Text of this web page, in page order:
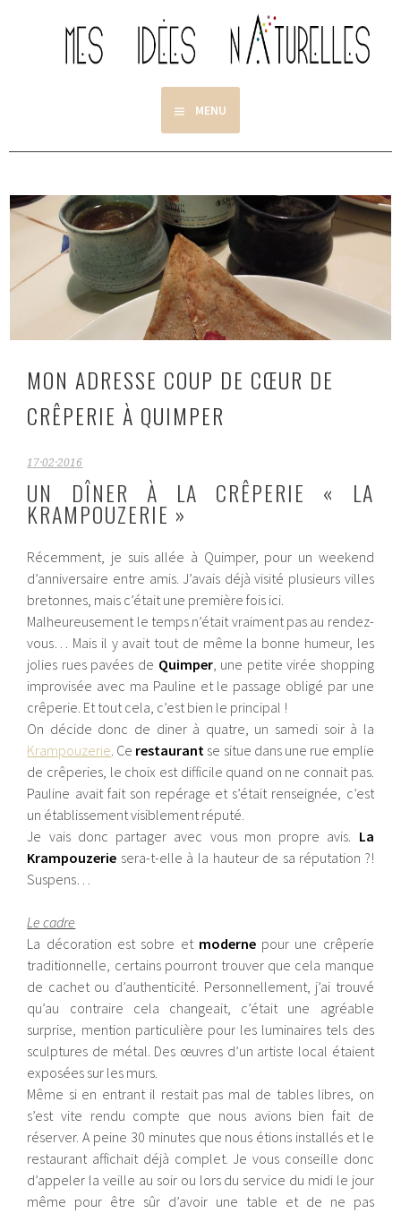
MENU
MON ADRESSE COUP DE CŒUR DE
CRÊPERIE À QUIMPER
17·02·2016
UN DÎNER À LA CRÊPERIE « LA
KRAMPOUZERIE »
Récemment, je suis allée à Quimper, pour un weekend
d’anniversaire entre amis. J’avais déjà visité plusieurs villes
bretonnes, mais c’était une première fois ici.
Malheureusement le temps n’était vraiment pas au rendez-
vous… Mais il y avait tout de même la bonne humeur, les
jolies rues pavées de Quimper, une petite virée shopping
improvisée avec ma Pauline et le passage obligé par une
crêperie. Et tout cela, c’est bien le principal !
On décide donc de diner à quatre, un samedi soir à la
Krampouzerie. Ce restaurant se situe dans une rue emplie
de crêperies, le choix est difficile quand on ne connait pas.
Pauline avait fait son repérage et s’était renseignée, c’est
un établissement visiblement réputé.
Je vais donc partager avec vous mon propre avis. La
Krampouzerie sera-t-elle à la hauteur de sa réputation ?!
Suspens…
Le cadre
La décoration est sobre et modernepour une crêperie
traditionnelle, certains pourront trouver que cela manque
de cachet ou d’authenticité. Personnellement, j’ai trouvé
qu’au contraire cela changeait, c’était une agréable
surprise, mention particulière pour les luminaires tels des
sculptures de métal. Des œuvres d’un artiste local étaient
exposées sur les murs.
Même si en entrant il restait pas mal de tables libres, on
s’est vite rendu compte que nous avions bien fait de
réserver. A peine 30 minutes que nous étions installés et le
restaurant affichait déjà complet. Je vous conseille donc
d’appeler la veille au soir ou lors du service du midi le jour
même pour être sûr d’avoir une table et de ne pas